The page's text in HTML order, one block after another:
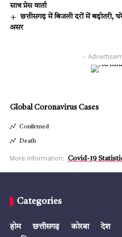
साथ प्रेस वार्ता
छत्तीसगढ़ में बिजली दरों में बढ़ोतरी,
असर
-
Global Coronavirus Cases
Confirmed
Death
More Information: Covid-19
Categories
होम छत्तीसगढ़ कोरबा देश